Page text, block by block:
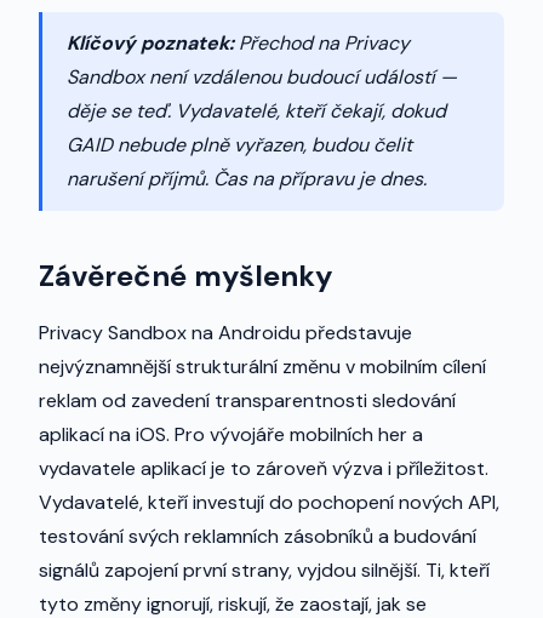
Klíčový poznatek:Přechod na Privacy
Sandbox není vzdálenou budoucí událostí —
děje se teď. Vydavatelé, kteří čekají, dokud
GAID nebude plně vyřazen, budou čelit
narušení příjmů. Čas na přípravu je dnes.
Závěrečné myšlenky
Privacy Sandbox na Androidu představuje
nejvýznamnější strukturální změnu v mobilním cílení
reklam od zavedení transparentnosti sledování
aplikací na iOS. Pro vývojáře mobilních her a
vydavatele aplikací je to zároveň výzva i příležitost.
Vydavatelé, kteří investují do pochopení nových API,
testování svých reklamních zásobníků a budování
signálů zapojení první strany, vyjdou silnější. Ti, kteří
tyto změny ignorují, riskují, že zaostají, jak se